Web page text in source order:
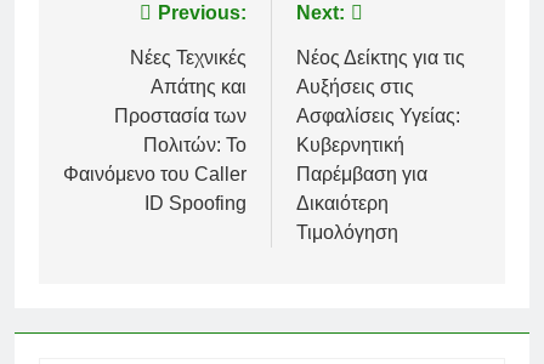
Πλοήγηση
άρθρων
Previous:
Νέες Τεχνικές
Απάτης και
Προστασία των
Πολιτών: Το
Φαινόμενο του Caller
ID Spoofing
Next:
Νέος Δείκτης για τις
Αυξήσεις στις
Ασφαλίσεις Υγείας:
Κυβερνητική
Παρέμβαση για
Δικαιότερη
Τιμολόγηση